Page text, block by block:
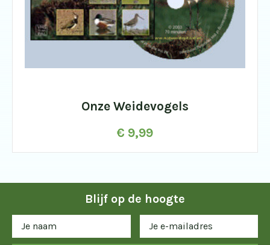
Onze Weidevogels
€ 9,99
Blijf op de hoogte